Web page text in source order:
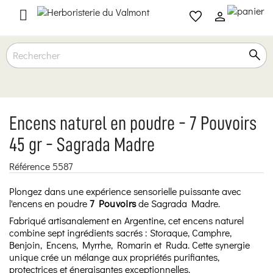

Encens naturel en poudre - 7 Pouvoirs
45 gr - Sagrada Madre
Référence 5587
Plongez dans une expérience sensorielle puissante avec
l'encens en poudre7 Pouvoirsde Sagrada Madre.
Fabriqué artisanalement en Argentine, cet encens naturel
combine sept ingrédients sacrés : Storaque, Camphre,
Benjoin, Encens, Myrrhe, Romarin et Ruda. Cette synergie
unique crée un mélange aux propriétés purifiantes,
protectrices et énergisantes exceptionnelles.